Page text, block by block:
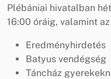
Plébániai hivatalban
16:00 óráig, valamint
Eredményhirdetés
Batyus vendégség
Táncház